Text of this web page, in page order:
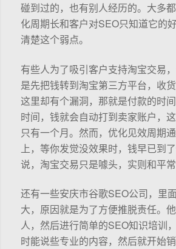
碰到过的，也有别人经历的。大多
化周期长和客户对SEO只知道它的
清楚这个弱点。
有些人为了吸引客户支持淘宝交易
是先把钱转到淘宝第三方平台，收货
这里却有个漏洞，那就是付款的时
时间，钱就会自动打到卖家账户，
只有一个月。然而，优化见效周期
上，等你发觉没效果时，钱早已到
说，淘宝交易只是噱头，实则和平常
还有一些安庆市谷歌SEO公司，里
大，原因就是为了方便推脱责任。
人，然后进行简单的SEO知识培训
时能说些专业的内容，然后就开始